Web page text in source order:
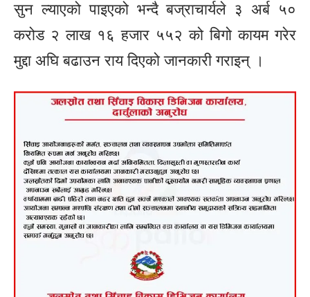
सुन ल्याएको पाइएको भन्दै बज्राचार्यले ३ अर्ब ५०
करोड २ लाख १६ हजार ५५२ को बिगो कायम गरेर
मुद्दा अघि बढाउन राय दिएको जानकारी गराइन् ।